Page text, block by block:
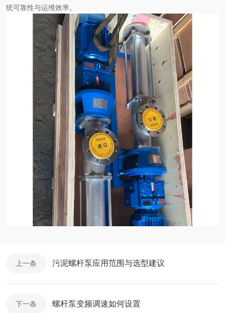
统可靠性与运维效率。
上一条 污泥螺杆泵应用范围与选型建议
下一条 螺杆泵变频调速如何设置